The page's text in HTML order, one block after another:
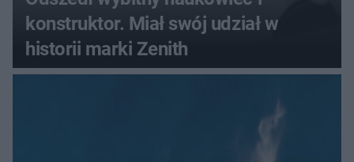
konstruktor. Miał swój udział w
historii marki Zenith